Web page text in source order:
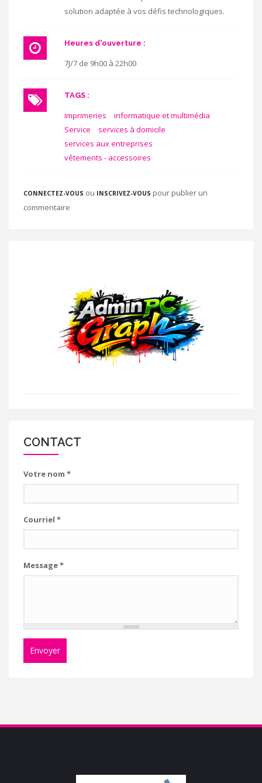
solution adaptée à vos défis technologiques.
Heures d'ouverture :
7J/7 de 9h00 à 22h00
TAGS :
imprimeries
informatique et multimédia
Service
services à domicile
services aux entreprises
vêtements - accessoires
CONNECTEZ-VOUS ou INSCRIVEZ-VOUS pour publier un
commentaire
CONTACT
Votre nom *
Courriel *
Message*
Envoyer